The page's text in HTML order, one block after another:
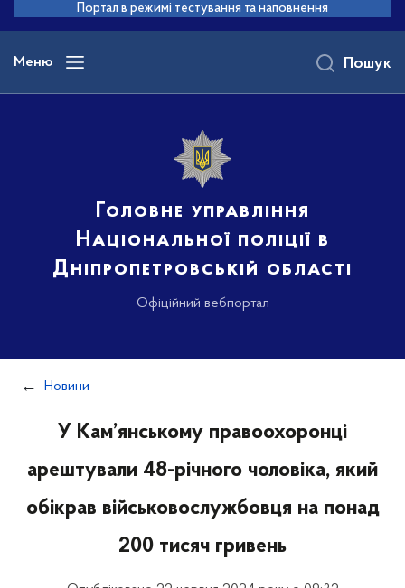
основного
вмісту
Портал в режимі тестування та наповнення
Меню
Головне управління
Національної поліції в
Дніпропетровській області
Офіційний вебпортал
Пошук
Новини
У Кам’янському правоохоронці
арештували 48-річного чоловіка, який
обікрав військовослужбовця на понад
200 тисяч гривень